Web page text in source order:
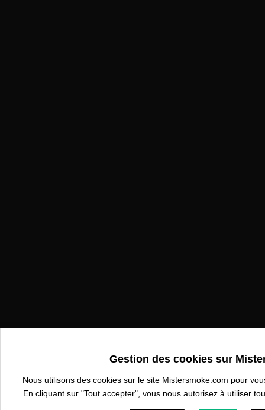
Gestion des cookies sur
Nous utilisons des cookies sur le site Mistersmoke.com pour
En cliquant sur "Tout accepter", vous nous autorisez à utiliser